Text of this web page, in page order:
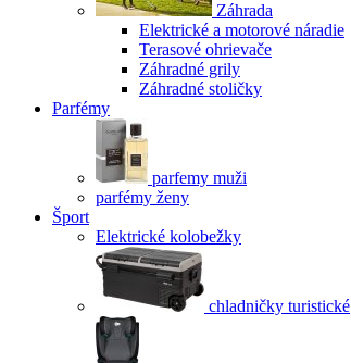
Záhrada
Elektrické a motorové náradie
Terasové ohrievače
Záhradné grily
Záhradné stoličky
Parfémy
parfemy muži
parfémy ženy
Šport
Elektrické kolobežky
chladničky turistické